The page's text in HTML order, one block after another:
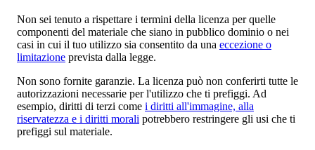
Non sei tenuto a rispettare i termini della licenza per quelle
componenti del materiale che siano in pubblico dominio o nei
casi in cui il tuo utilizzo sia consentito da una eccezione o
limitazione prevista dalla legge.
Non sono fornite garanzie. La licenza può non conferirti tutte le
autorizzazioni necessarie per l'utilizzo che ti prefiggi. Ad
esempio, diritti di terzi come i diritti all'immagine, alla
riservatezza e i diritti morali potrebbero restringere gli usi che ti
prefiggi sul materiale.